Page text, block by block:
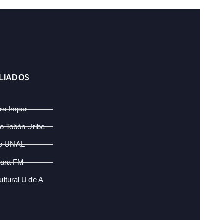
Impar
Tobón Uribe
UNAL
FM
U de A